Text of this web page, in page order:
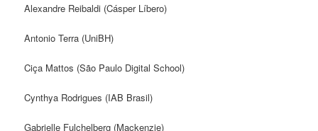
Alexandre Reibaldi (Cásper Líbero)
Antonio Terra (UniBH)
Ciça Mattos (São Paulo Digital School)
Cynthya Rodrigues (IAB Brasil)
Gabrielle Fulchelberg (Mackenzie)